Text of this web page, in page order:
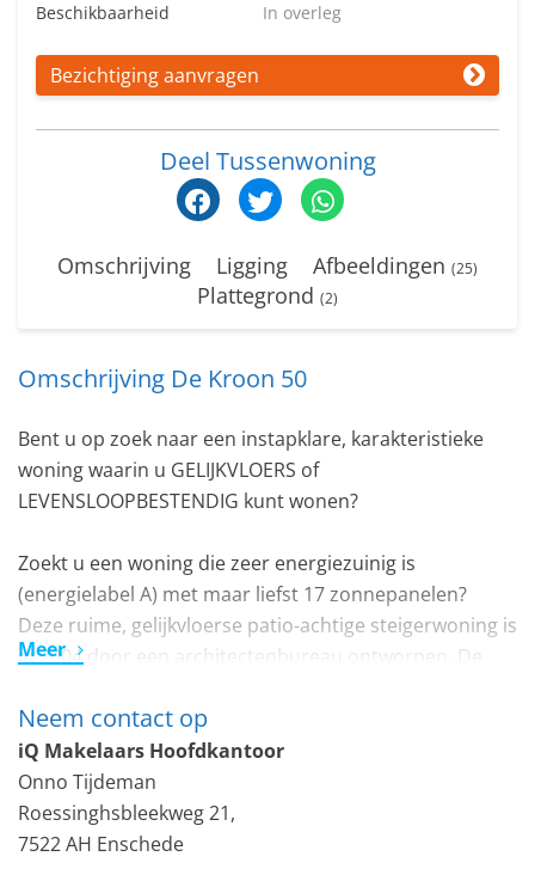
Beschikbaarheid
In overleg
Bezichtiging aanvragen
Deel Tussenwoning
Omschrijving Ligging Afbeeldingen (25)
Plattegrond (2)
Omschrijving De Kroon 50
Bent u op zoek naar een instapklare, karakteristieke
woning waarin u GELIJKVLOERS of
LEVENSLOOPBESTENDIG kunt wonen?
Zoekt u een woning die zeer energiezuinig is
(energielabel A) met maar liefst 17 zonnepanelen?
Deze ruime, gelijkvloerse patio-achtige steigerwoning is
in 2004 door een architectenbureau ontworpen. De
vloerverwarming, tevens is er een houtkachel aanwezig
in de woonkamer.
De ruime woon-eetkamer met open keuken is ca 40m2.
De woning is voorzien van extra hoge plafonds
Meer
Neem contact op
iQ Makelaars Hoofdkantoor
Onno Tijdeman
Roessinghsbleekweg 21,
7522 AH Enschede